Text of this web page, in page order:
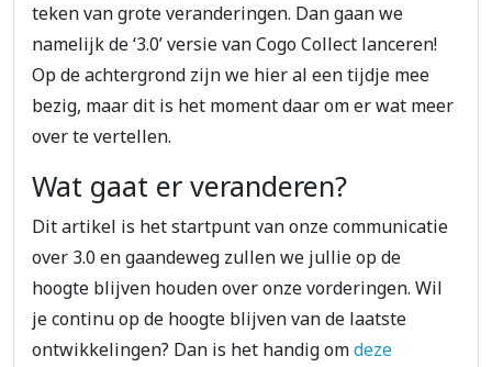
teken van grote veranderingen. Dan gaan we
namelijk de ‘3.0’ versie van Cogo Collect lanceren!
Op de achtergrond zijn we hier al een tijdje mee
bezig, maar dit is het moment daar om er wat meer
over te vertellen.
Wat gaat er veranderen?
Dit artikel is het startpunt van onze communicatie
over 3.0 en gaandeweg zullen we jullie op de
hoogte blijven houden over onze vorderingen. Wil
je continu op de hoogte blijven van de laatste
ontwikkelingen? Dan is het handig omdeze